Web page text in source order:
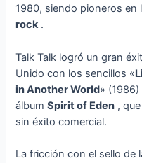
1980, siendo pioneros
rock.
Talk Talk logró un gran
Unido con los sencillos «
in Another World»
álbumSpirit of Eden ,
sin éxito comercial.
La fricción con el sello de